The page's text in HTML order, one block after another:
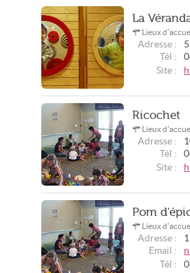
La
Lieux
Adresse :
Tél :
Site :
Ricochet
Lieux
Adresse :
Tél :
Site :
Pom
Lieux
Adresse :
Email :
Tél :